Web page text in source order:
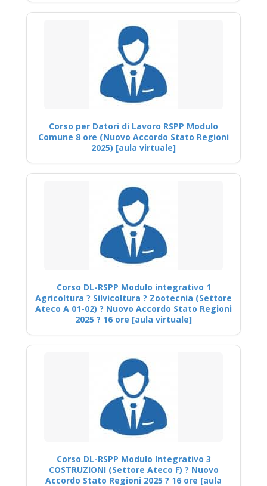
Corso per Datori di Lavoro RSPP Modulo
Comune 8 ore (Nuovo Accordo Stato Regioni
2025) [aula virtuale]
Corso DL-RSPP Modulo integrativo 1
Agricoltura ? Silvicoltura ? Zootecnia (Settore
Ateco A 01-02) ? Nuovo Accordo Stato Regioni
2025 ? 16 ore [aula virtuale]
Corso DL-RSPP Modulo Integrativo 3
COSTRUZIONI (Settore Ateco F) ? Nuovo
Accordo Stato Regioni 2025 ? 16 ore [aula